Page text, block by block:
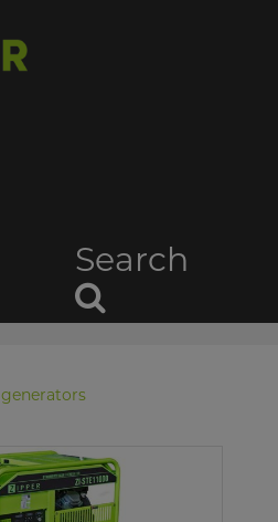
Search
generators